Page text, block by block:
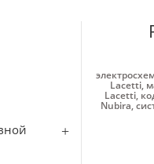
Lacetti,
Lacetti,
Nubira,